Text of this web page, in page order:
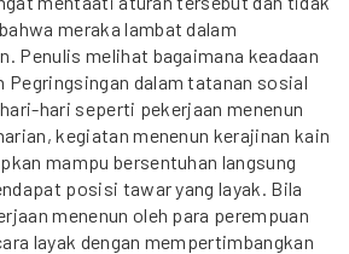
meraka lambat dalam
Penulis melihat bagaimana keadaan
Pegringsingan dalam tatanan sosial
hari seperti pekerjaan menenun
kegiatan menenun kerajinan kain
mampu bersentuhan langsung
posisi tawar yang layak. Bila
menenun oleh para perempuan
layak dengan mempertimbangkan